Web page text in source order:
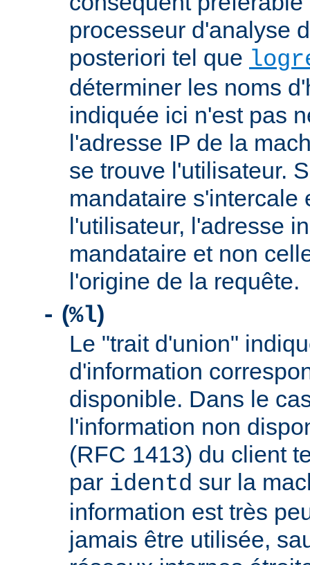
processeur d'analyse
posteriori tel que
déterminer les noms
indiquée ici n'est pas
l'adresse IP de la
se trouve l'utilisateur.
mandataire s'intercale
l'utilisateur, l'adresse
mandataire et non
l'origine de la requête.
- (%l)
Le "trait d'union"
d'information
disponible. Dans le
l'information non
(RFC 1413) du client
par identd sur la
information est très
jamais être utilisée,